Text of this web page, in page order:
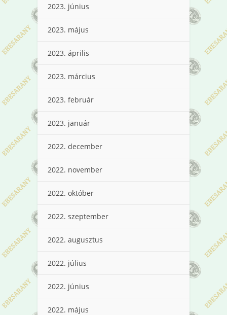
2023. június
2023. május
2023. április
2023. március
2023. február
2023. január
2022. december
2022. november
2022. október
2022. szeptember
2022. augusztus
2022. július
2022. június
2022. május